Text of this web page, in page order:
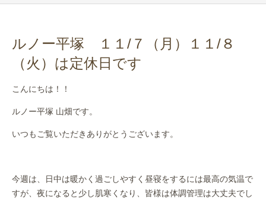
中古車
サービス
作業事例
店舗アクセス
ルノー平塚 １１/７（月）１１/８
（火）は定休日です
こんにちは！！
ルノー平塚 山畑です。
いつもご覧いただきありがとうございます。
今週は、日中は暖かく過ごしやすく昼寝をするには最高の気温で
すが、夜になると少し肌寒くなり、皆様は体調管理は大丈夫でし